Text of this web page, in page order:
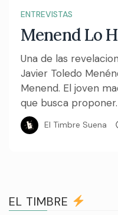
ENTREVISTAS
Menend Lo
Una de las
Javier Toledo
Menend. El joven
que busca proponer.
El Timbre Suena
EL TIMBRE